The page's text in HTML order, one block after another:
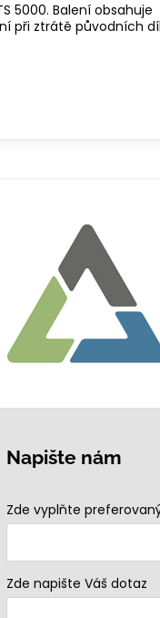
5000. Balení obsahuje
při ztrátě původních
Napište nám
Zde vyplňte
Zde napište Váš dotaz